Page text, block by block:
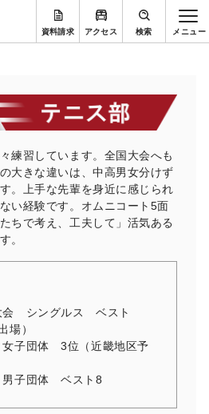
資料請求 アクセス 検索
練習しています。全国大会へも
大きな違いは、中高男女分けず
。上手な先輩を身近に感じられ
い経験です。オムニコート5面
ちで考え、工夫して」活気ある
。
会 シングルス ベスト
場）
子団体 3位（近畿地区予
子団体 ベスト8